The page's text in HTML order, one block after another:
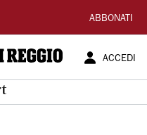
ABBONATI
ACCEDI